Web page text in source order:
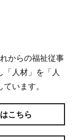
からの福祉従事
「人材」を「人
います。
こちら